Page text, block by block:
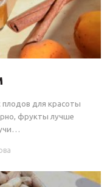
плодов для красоты
фрукты лучше